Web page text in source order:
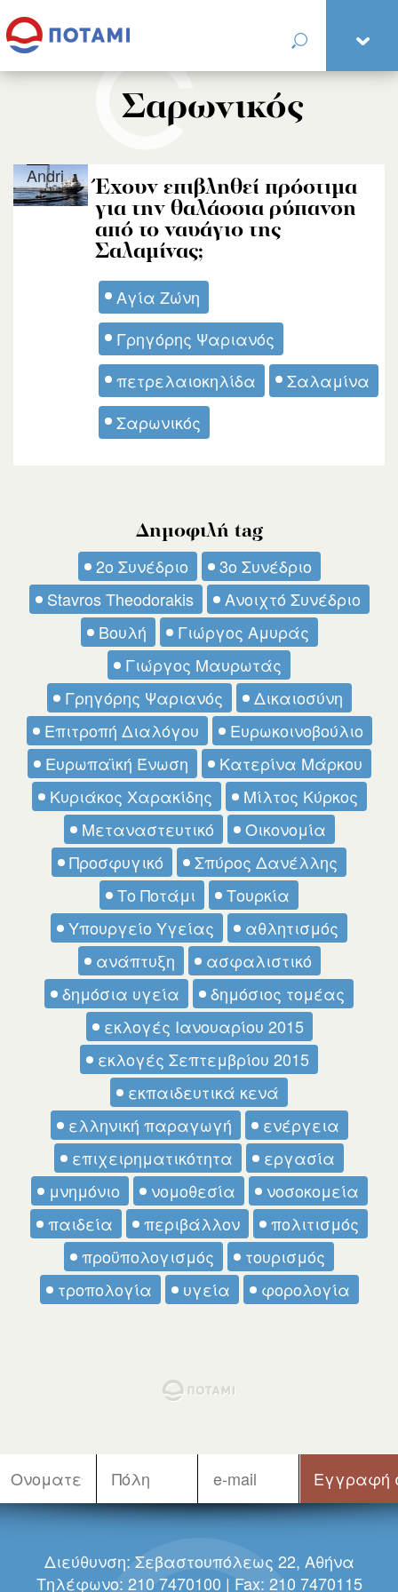
Σαρωνικός
Έχουν επιβληθεί πρόστιμα
για την θαλάσσια ρύπανση
από το ναυάγιο της
Σαλαμίνας;
Αγία Ζώνη
Γρηγόρης Ψαριανός
πετρελαιοκηλίδα
Σαλαμίνα
Σαρωνικός
Andri
Δημοφιλή tag
2ο Συνέδριο
3ο Συνέδριο
Stavros Theodorakis
Ανοιχτό Συνέδριο
Βουλή
Γιώργος Αμυράς
Γιώργος Μαυρωτάς
Γρηγόρης Ψαριανός
Δικαιοσύνη
Επιτροπή Διαλόγου
Ευρωκοινοβούλιο
Ευρωπαϊκή Ένωση
Κατερίνα Μάρκου
Κυριάκος Χαρακίδης
Μίλτος Κύρκος
Μεταναστευτικό
Οικονομία
Προσφυγικό
Σπύρος Δανέλλης
Το Ποτάμι
Τουρκία
Υπουργείο Υγείας
αθλητισμός
ανάπτυξη
ασφαλιστικό
δημόσια υγεία
δημόσιος τομέας
εκλογές Ιανουαρίου 2015
εκλογές Σεπτεμβρίου 2015
εκπαιδευτικά κενά
ελληνική παραγωγή
ενέργεια
επιχειρηματικότητα
εργασία
μνημόνιο
νομοθεσία
νοσοκομεία
παιδεία
περιβάλλον
πολιτισμός
προϋπολογισμός
τουρισμός
τροπολογία
υγεία φορολογία
Διεύθυνση: Σεβαστουπόλεως 22, Αθήνα
Τηλέφωνο: 210 7470100 | Fax: 210 7470115